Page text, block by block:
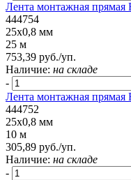
Лента монтажная прямая
444754
25x0,8 мм
25 м
753,39 руб./уп.
Наличие: на складе
-
Лента монтажная прямая
444752
25x0,8 мм
10 м
305,89 руб./уп.
Наличие: на складе
-